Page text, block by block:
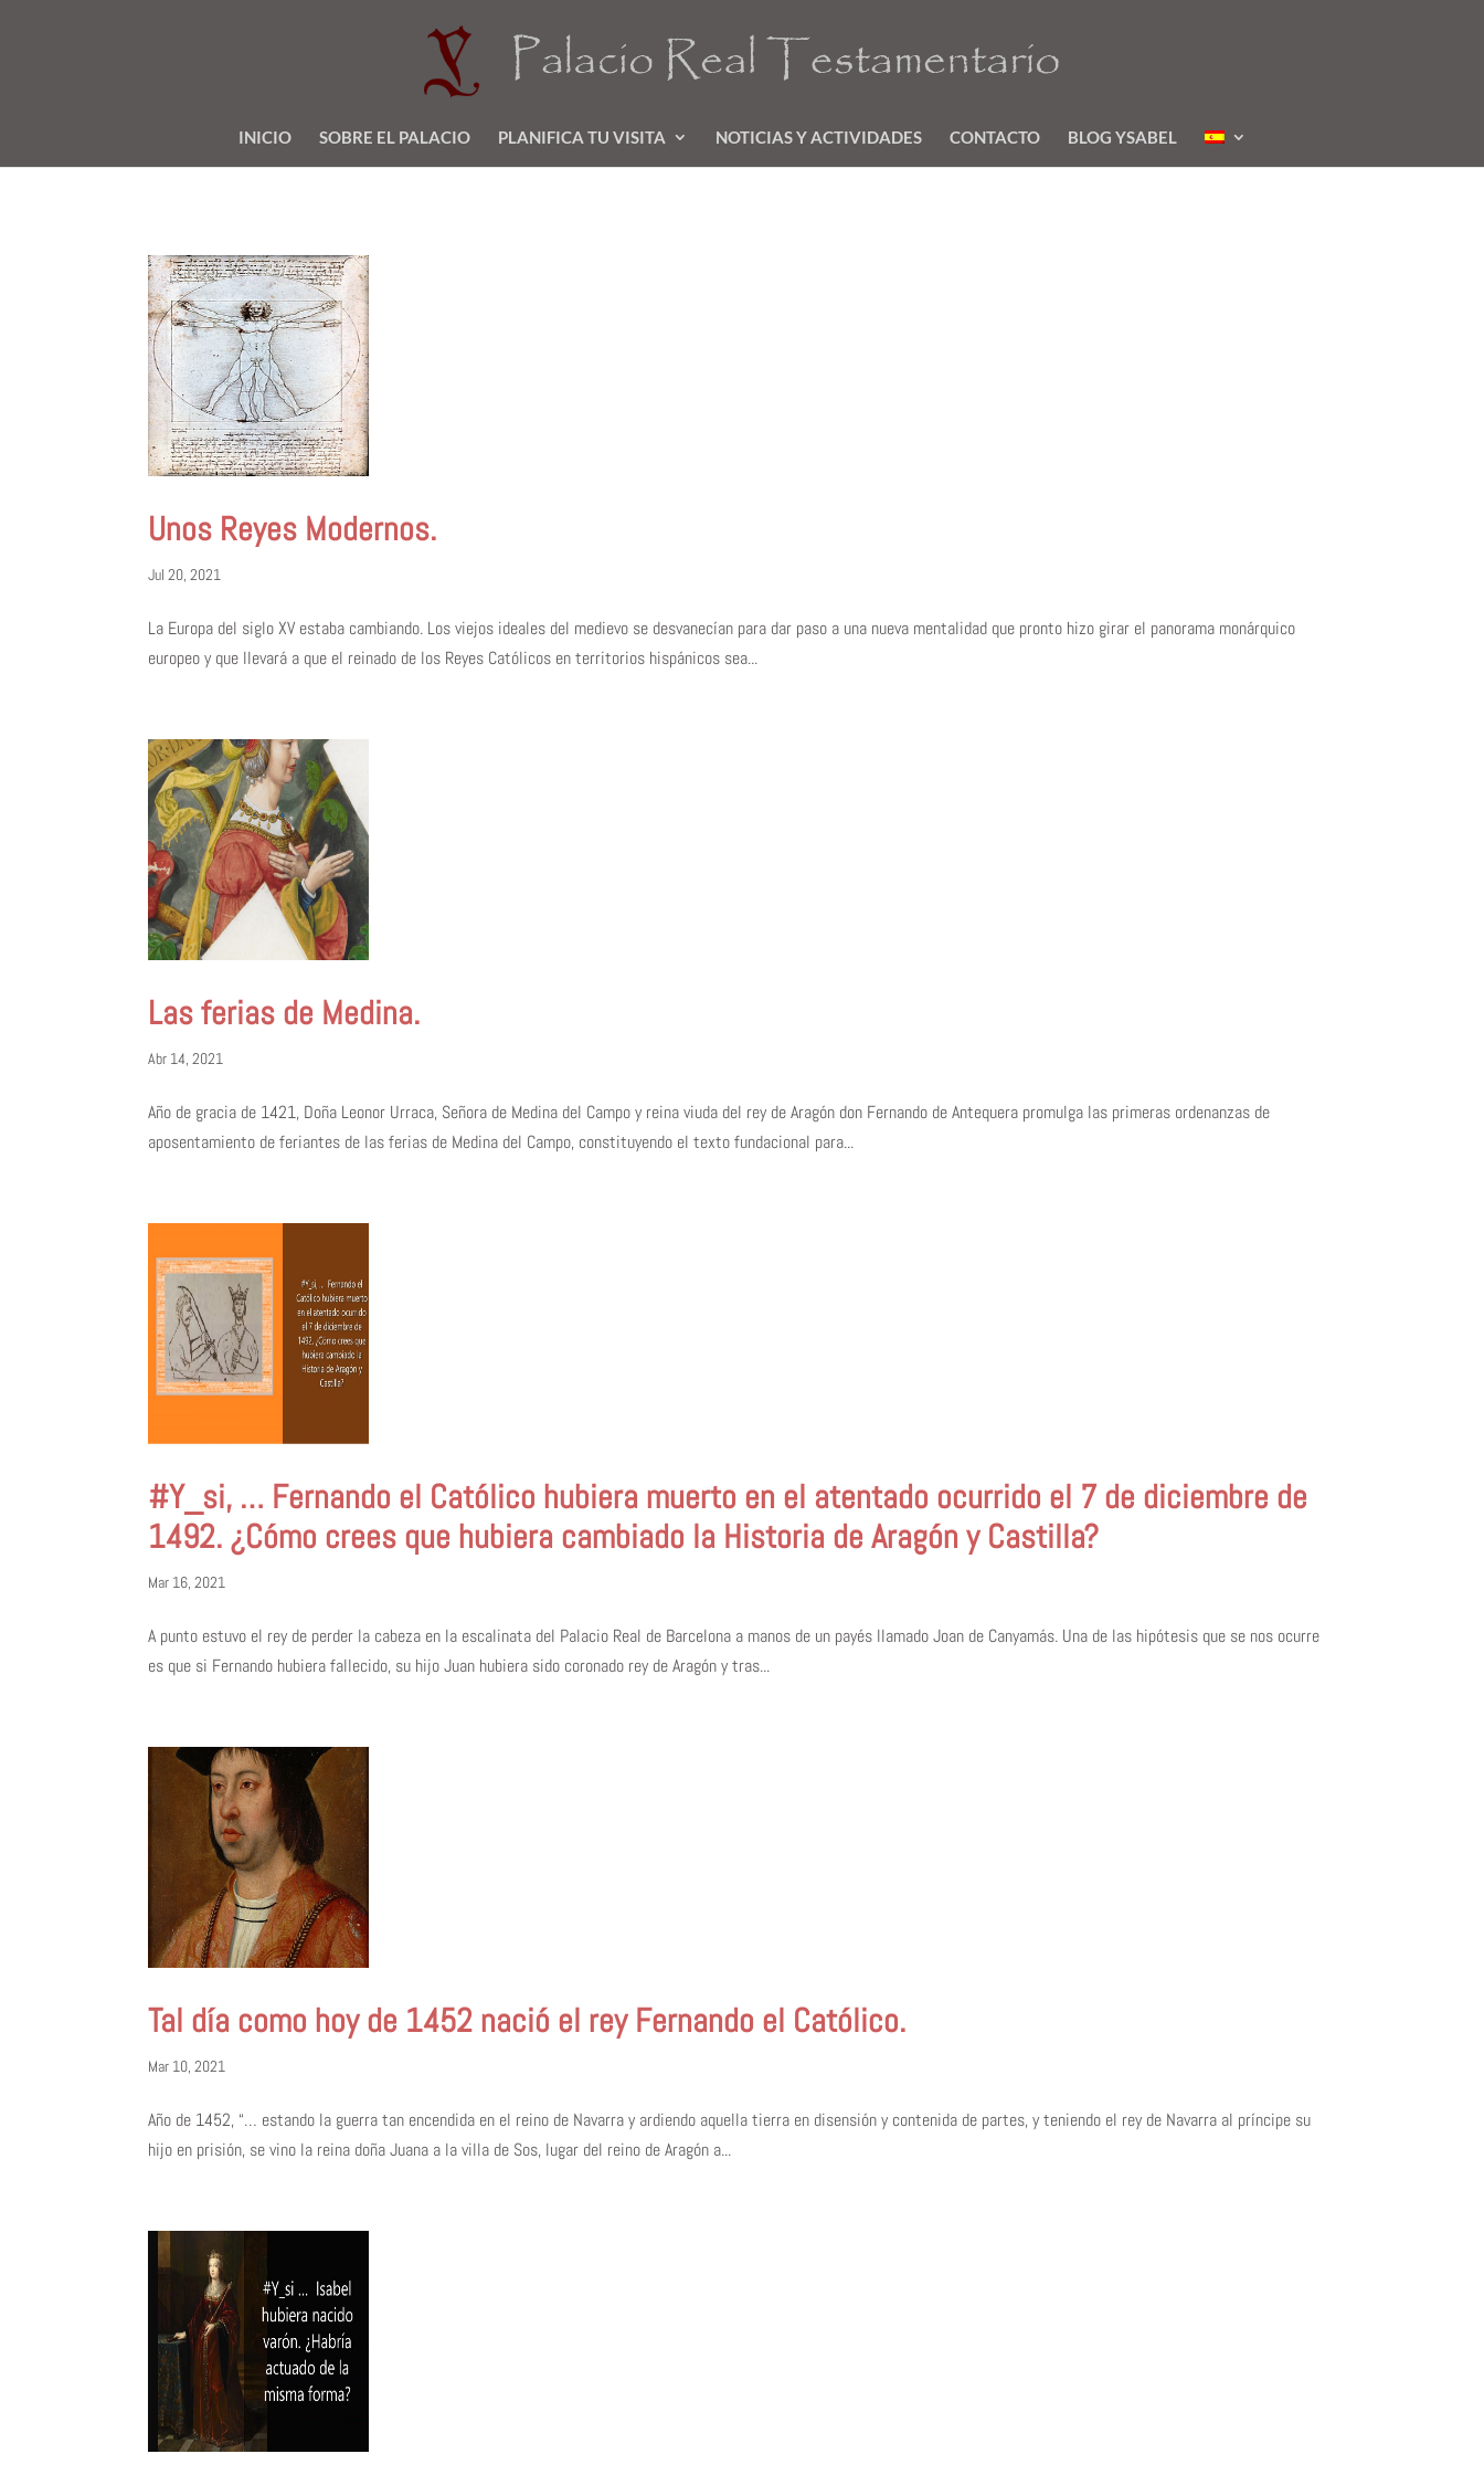
INICIO SOBRE EL PALACIO PLANIFICA TU VISITA NOTICIAS Y ACTIVIDADES CONTACTO BLOG YSABEL
Unos Reyes Modernos.
Jul 20, 2021
La Europa del siglo XV estaba cambiando. Los viejos ideales del medievo se desvanecían para dar paso a una nueva mentalidad que pronto hizo girar el panorama monárquico
europeo y que llevará a que el reinado de los Reyes Católicos en territorios hispánicos sea...
Las ferias de Medina.
Abr 14, 2021
Año de gracia de 1421, Doña Leonor Urraca, Señora de Medina del Campo y reina viuda del rey de Aragón don Fernando de Antequera promulga las primeras ordenanzas de
aposentamiento de feriantes de las ferias de Medina del Campo, constituyendo el texto fundacional para...
#Y_si, … Fernando el Católico hubiera muerto en el atentado ocurrido el 7 de diciembre de
1492. ¿Cómo crees que hubiera cambiado la Historia de Aragón y Castilla?
Mar 16, 2021
A punto estuvo el rey de perder la cabeza en la escalinata del Palacio Real de Barcelona a manos de un payés llamado Joan de Canyamás. Una de las hipótesis que se nos ocurre
es que si Fernando hubiera fallecido, su hijo Juan hubiera sido coronado rey de Aragón y tras...
Tal día como hoy de 1452 nació el rey Fernando el Católico.
Mar 10, 2021
Año de 1452, “… estando la guerra tan encendida en el reino de Navarra y ardiendo aquella tierra en disensión y contenida de partes, y teniendo el rey de Navarra al príncipe su
hijo en prisión, se vino la reina doña Juana a la villa de Sos, lugar del reino de Aragón a...